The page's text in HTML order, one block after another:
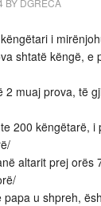
BY DGRECA
i
shtatë këngë, e
2 muaj prova, të
200 këngëtarë, i
altarit prej orës
papa u shpreh,